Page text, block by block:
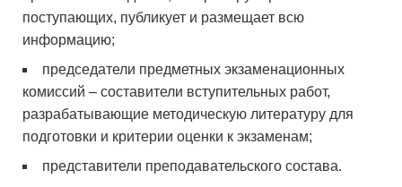
поступающих, публикует и размещает всю
информацию;
председатели предметных экзаменационных
комиссий – составители вступительных работ,
разрабатывающие методическую литературу для
подготовки и критерии оценки к экзаменам;
представители преподавательского состава.